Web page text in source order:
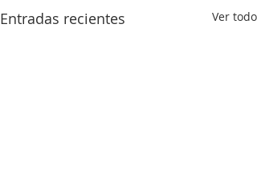
Entradas recientes Ver todo